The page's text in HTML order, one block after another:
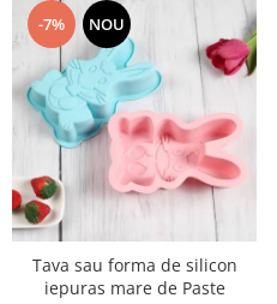
-7% NOU
Tava sau forma de silicon
iepuras mare de Paste